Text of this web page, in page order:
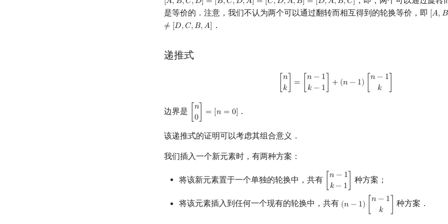
[𝐴, 𝐵,𝐶,𝐷] = [𝐵,𝐶,𝐷,𝐴] = [𝐶,𝐷,𝐴,𝐵] = [𝐷,𝐴,𝐵,𝐶]
[A,B,C,D]=[B ,C D,A]=[C,D,A B]= [D,A,B,C]
是等价的．注意，我们不认为两个可以通过翻转而相互得到的轮换等价，即 [𝐴, 𝐵
≠ [𝐷,𝐶,𝐵,𝐴]
[A,B,
．
递推式
𝑛
𝑘
= 𝑛 − 1
𝑘 − 1 + (𝑛 − 1) 𝑛 − 1
𝑘
=[ n− 1k +( [ n 1k ]
边界是
𝑛
0
= [𝑛 = 0]
n0 =[n =0 ] ．
该递推式的证明可以考虑其组合意义．
我们插入一个新元素时，有两种方案：
将该新元素置于一个单独的轮换中，共有 𝑛 − 1
𝑘− 1
n− − 种方案；
将该元素插入到任何一个现有的轮换中，共有 (𝑛 − 1) 𝑛 − 1
𝑘
(n−1) [n− 种方案．